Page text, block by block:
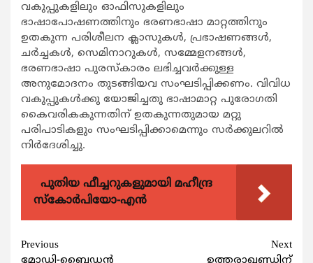
വകുപ്പുകളിലും ഓഫിസുകളിലും
ഭാഷാപോഷണത്തിനും ഭരണഭാഷാ മാറ്റത്തിനും
ഉതകുന്ന പരിശീലന ക്ലാസുകൾ, പ്രഭാഷണങ്ങൾ,
ചർച്ചകൾ, സെമിനാറുകൾ, സമ്മേളനങ്ങൾ,
ഭരണഭാഷാ പുരസ്‌കാരം ലഭിച്ചവർക്കുള്ള
അനുമോദനം തുടങ്ങിയവ സംഘടിപ്പിക്കണം. വിവിധ
വകുപ്പുകൾക്കു യോജിച്ചതു ഭാഷാമാറ്റ പുരോഗതി
കൈവരികകുന്നതിന് ഉതകുന്നതുമായ മറ്റു
പരിപാടികളും സംഘടിപ്പിക്കാമെന്നും സർക്കുലറിൽ
നിർദേശിച്ചു.
പുതിയ ഫീച്ചറുകളുമായി മഹീന്ദ്ര
സ്കോർപിയോ-എൻ
Continue
Previous
Next